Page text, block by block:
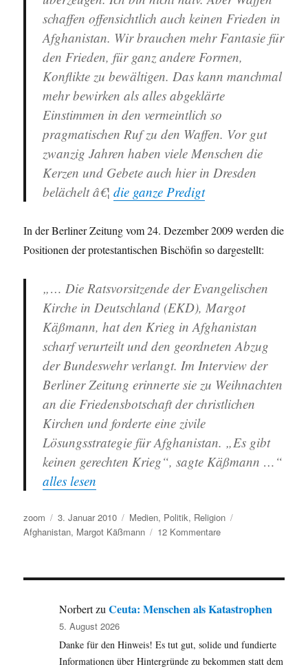
schaffen offensichtlich auch keinen Frieden in
Afghanistan. Wir brauchen mehr Fantasie für
den Frieden, für ganz andere Formen,
Konflikte zu bewältigen. Das kann manchmal
mehr bewirken als alles abgeklärte
Einstimmen in den vermeintlich so
pragmatischen Ruf zu den Waffen. Vor gut
zwanzig Jahren haben viele Menschen die
Kerzen und Gebete auch hier in Dresden
belächelt â€¦die ganze Predigt
In der Berliner Zeitung vom 24. Dezember 2009 werden die
Positionen der protestantischen Bischöfin so dargestellt:
„… Die Ratsvorsitzende der Evangelischen
Kirche in Deutschland (EKD), Margot
Käßmann, hat den Krieg in Afghanistan
scharf verurteilt und den geordneten Abzug
der Bundeswehr verlangt. Im Interview der
Berliner Zeitung erinnerte sie zu Weihnachten
an die Friedensbotschaft der christlichen
Kirchen und forderte eine zivile
Lösungsstrategie für Afghanistan. „Es gibt
keinen gerechten Krieg“, sagte Käßmann …“
alles lesen
Autor
zoom
Veröffentlicht
am
3. Januar 2010 Kategorien
Medien, Politik, Religion
Afghanistan, Margot Käßmann 12 Kommentarezu
Predigt
Neujahrsgottesdienst
Frauenkirche
Dresden
NorbertzuCeuta: Menschen als Katastrophen
5. August 2026
Danke für den Hinweis! Es tut gut, solide und fundierte
Informationen über Hintergründe zu bekommen statt dem